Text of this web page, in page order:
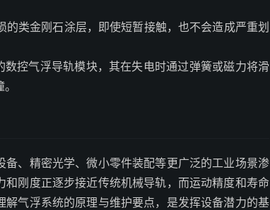
类金刚石涂层，即使短暂接触，也不会造成严重划
控气浮导轨模块，其在失电时通过弹簧或磁力将滑
、精密光学、微小零件装配等更广泛的工业场景渗
刚度正逐步接近传统机械导轨，而运动精度和寿命
气浮系统的原理与维护要点，是发挥设备潜力的基